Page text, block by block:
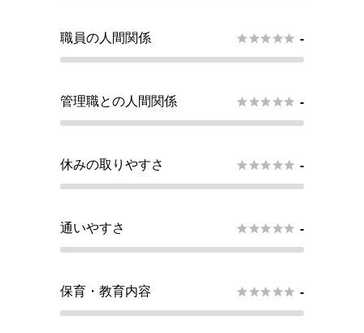
職員の人間関係  -
管理職との人間関係  -
休みの取りやすさ  -
通いやすさ  -
保育・教育内容  -